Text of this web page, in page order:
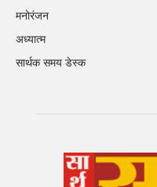
मनोरंजन
अध्यात्म
सार्थक समय डेस्क